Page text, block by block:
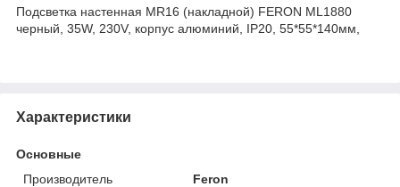
Подсветка настенная MR16 (накладной) FERON ML1880
черный, 35W, 230V, корпус алюминий, IP20, 55*55*140мм,
Характеристики
Основные
Производитель
Feron